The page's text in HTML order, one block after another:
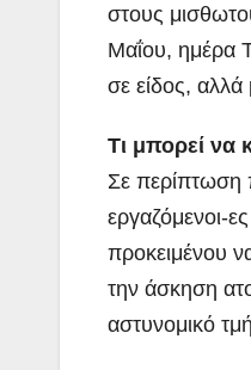
στους
Μαΐου, ημέρα
σε είδος,
Τι μπορεί να
Σε περίπτωση
εργαζόμενοι-
προκειμένου
την άσκηση
αστυνομικό